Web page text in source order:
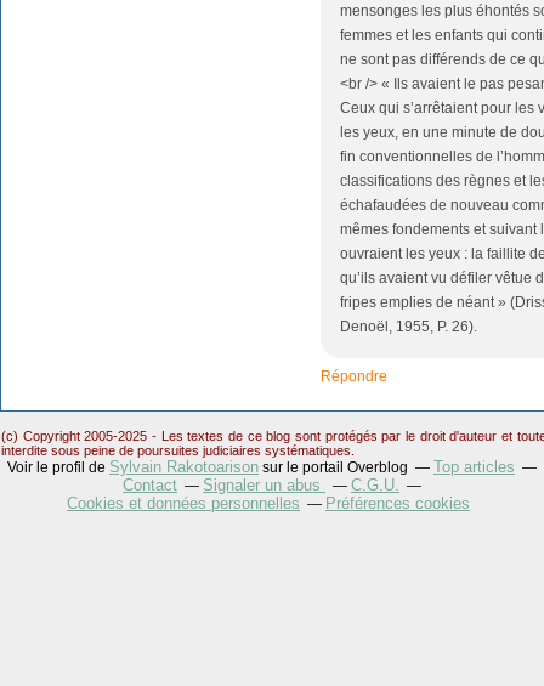
mensonges les plus éhontés
femmes et les enfants qui
ne sont pas différends de ce
<br /> « Ils avaient le pas
Ceux qui s’arrêtaient pour les
les yeux, en une minute de
fin conventionnelles de
classifications des règnes et
échafaudées de nouveau
mêmes fondements et
ouvraient les yeux : la faillite
qu’ils avaient vu défiler vêtue
fripes emplies de néant »
Denoël, 1955, P. 26).
Répondre
(c) Copyright 2005-2025 - Les textes de ce blog sont protégés par le droit d'auteur et
interdite sous peine de poursuites judiciaires systématiques.
Voir le profil de Sylvain Rakotoarison sur le portail Overblog
Top articles
Contact
Signaler un abus
C.G.U.
Cookies et données personnelles
Préférences cookies